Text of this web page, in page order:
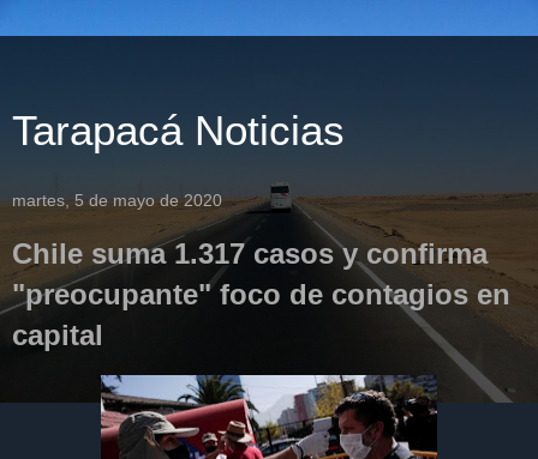
Tarapacá Noticias
martes, 5 de mayo de 2020
Chile suma 1.317 casos y confirma
"preocupante" foco de contagios en
capital